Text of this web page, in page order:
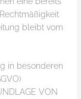
bleibt vom
in besonderen
VON